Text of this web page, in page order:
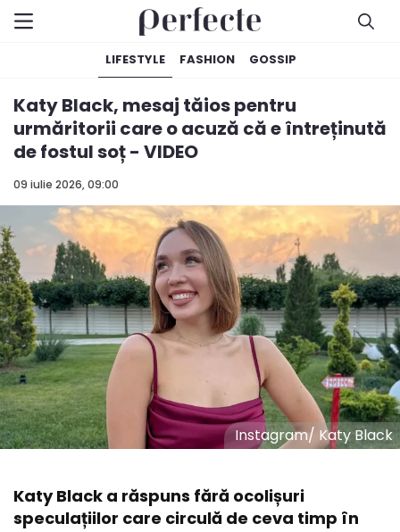
LIFESTYLE FASHION GOSSIP
09 iulie 2026, 09:00
Katy Black, mesaj tăios pentru
urmăritorii care o acuză că e întreținută
de fostul soț - VIDEO
Instagram/ Katy Black
Katy Black a răspuns fără ocolișuri
speculațiilor care circulă de ceva timp în